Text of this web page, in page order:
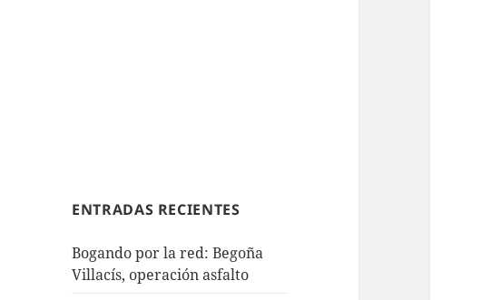
ENTRADAS RECIENTES
Bogando por la red: Begoña
Villacís, operación asfalto